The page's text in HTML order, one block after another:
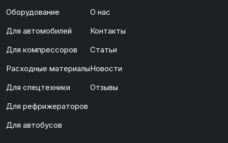
Оборудование
Для автомобилей
Для компрессоров
Расходные материалы
Для спецтехники
Для рефрижераторов
Для автобусов
О нас
Контакты
Статьи
Новости
Отзывы